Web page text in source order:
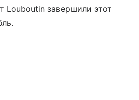
Louboutin завершили этот